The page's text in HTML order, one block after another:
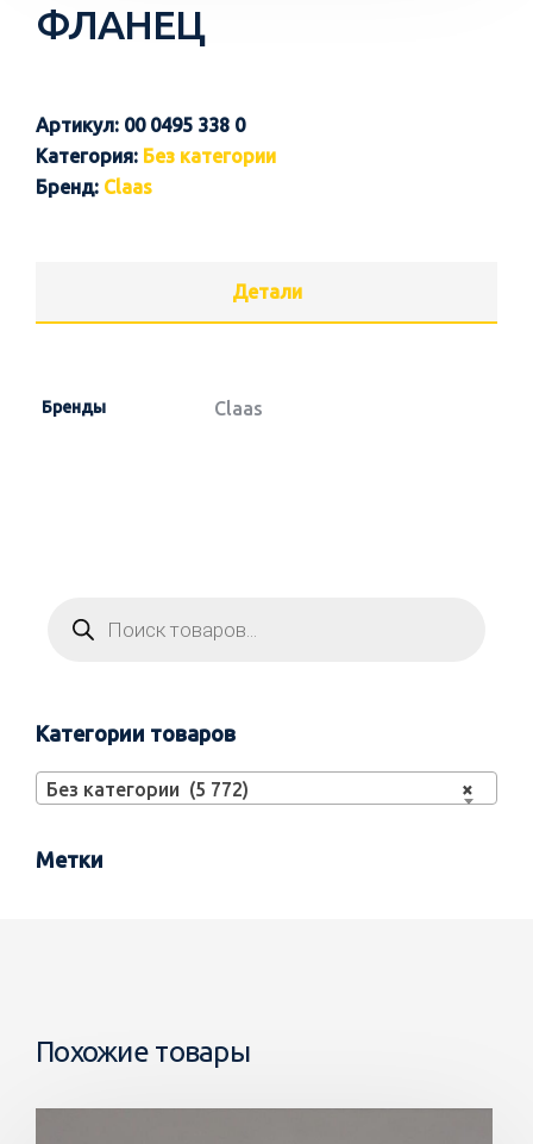
ФЛАНЕЦ
Артикул: 00 0495 338 0
Категория: Без категории
Бренд: Claas
Детали
Бренды Claas
Категории товаров
×
Без категории (5 772)
Метки
Похожие товары